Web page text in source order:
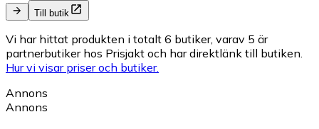
Till butik
Vi har hittat produkten i totalt 6 butiker, varav 5 är
partnerbutiker hos Prisjakt och har direktlänk till butiken.
Hur vi visar priser och butiker.
Annons
Annons